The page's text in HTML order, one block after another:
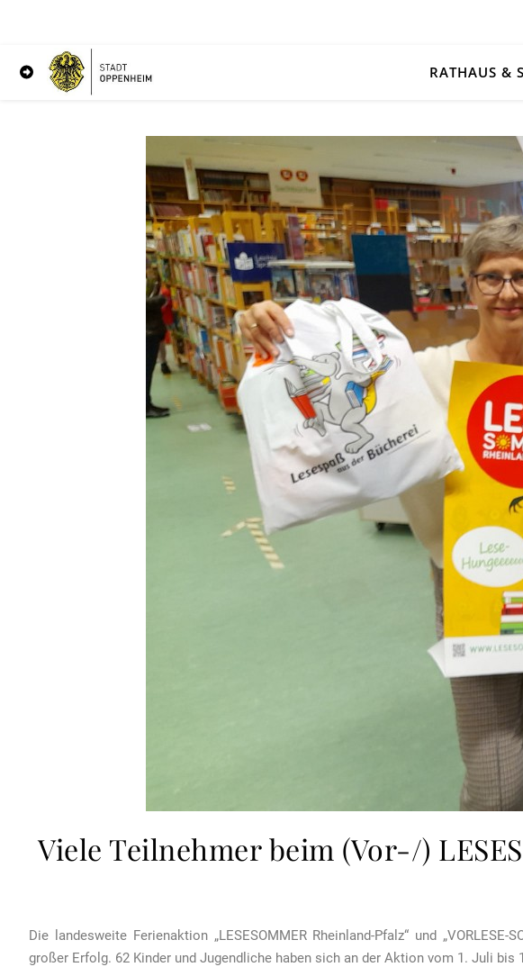
RATHAUS &
Viele Teilnehmer beim (Vor-/)
Die landesweite Ferienaktion „LESESOMMER Rheinland-Pfalz“ und
großer Erfolg. 62 Kinder und Jugendliche haben sich an der Aktion vom 1. Juli